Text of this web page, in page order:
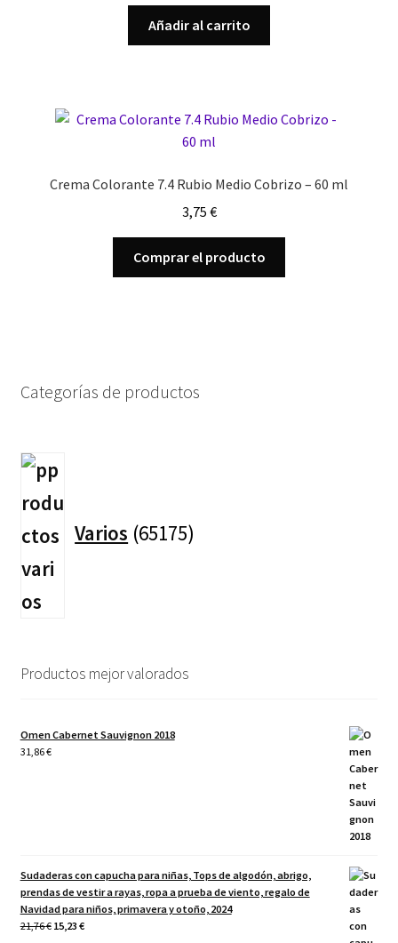
Añadir al carrito
Crema Colorante 7.4 Rubio Medio Cobrizo – 60 ml
3,75 €
Comprar el producto
Categorías de productos
Varios 65175
Productos mejor valorados
Omen Cabernet Sauvignon 2018
31,86€
Sudaderas con capucha para niñas, Tops de algodón, abrigo,
prendas de vestir a rayas, ropa a prueba de viento, regalo de
Navidad para niños, primavera y otoño, 2024
21,76€ El
15,23 €El